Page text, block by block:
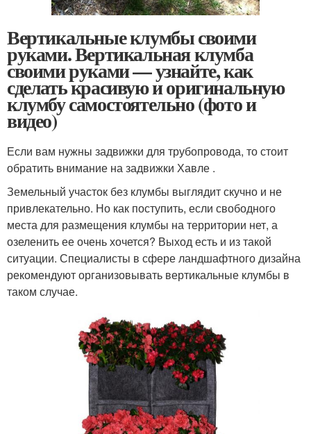
Вертикальные клумбы своими
руками. Вертикальная клумба
своими руками — узнайте, как
сделать красивую и оригинальную
клумбу самостоятельно (фото и
видео)
Если вам нужны задвижки для трубопровода, то стоит
обратить внимание на задвижки Хавле .
Земельный участок без клумбы выглядит скучно и не
привлекательно. Но как поступить, если свободного
места для размещения клумбы на территории нет, а
озеленить ее очень хочется? Выход есть и из такой
ситуации. Специалисты в сфере ландшафтного дизайна
рекомендуют организовывать вертикальные клумбы в
таком случае.